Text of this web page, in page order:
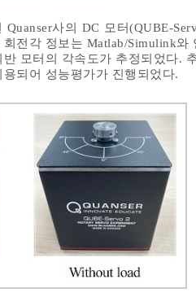
Quanser사의 DC 모터(QUBE-
전각 정보는 Matlab/Simulink
모터의 각속도가 추정되었다.
되어 성능평가가 진행되었다.